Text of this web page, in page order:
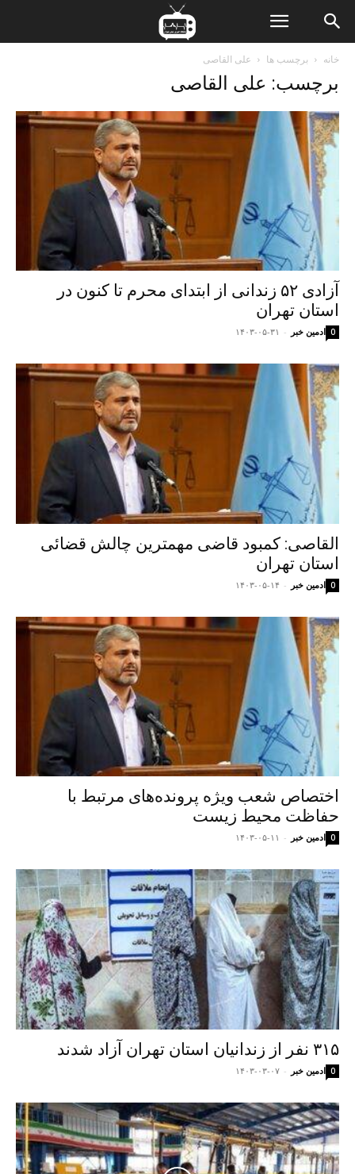
خانه برچسب ها علی القاصی
برچسب: علی القاصی
آزادی ۵۲ زندانی از ابتدای محرم تا کنون در
استان تهران
ادمین خبر - ۱۴۰۳-۰۵-۳۱ 0
القاصی: کمبود قاضی مهمترین چالش قضائی
استان تهران
ادمین خبر - ۱۴۰۳-۰۵-۱۴ 0
اختصاص شعب ویژه پرونده‌های مرتبط با
حفاظت محیط زیست
ادمین خبر - ۱۴۰۳-۰۵-۱۱ 0
۳۱۵ نفر از زندانیان استان تهران آزاد شدند
ادمین خبر - ۱۴۰۳-۰۳-۰۷ 0